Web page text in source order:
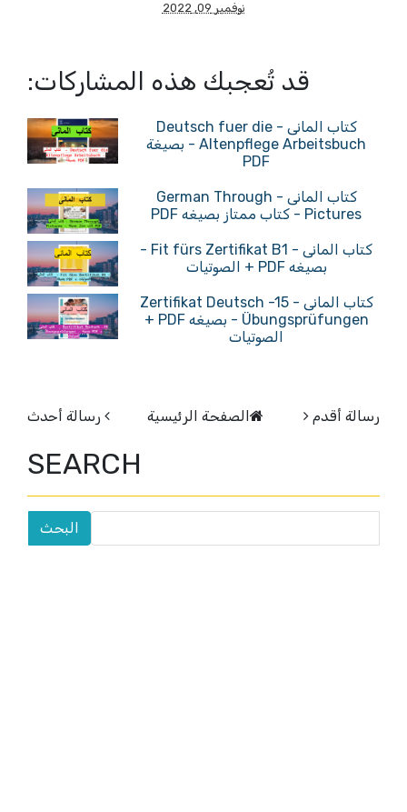
نوفمبر 09, 2022
قد تُعجبك هذه المشاركات:
كتاب المانى - Deutsch fuer die
Altenpflege Arbeitsbuch - بصيغة
PDF
كتاب المانى - German Through
Pictures - كتاب ممتاز بصيغه PDF
كتاب المانى - Fit fürs Zertifikat B1 -
بصيغه PDF + الصوتيات
كتاب المانى - Zertifikat Deutsch -15
Übungsprüfungen - بصيغه PDF +
الصوتيات
رسالة أحدث رسالة أقدم الصفحة الرئيسية
SEARCH